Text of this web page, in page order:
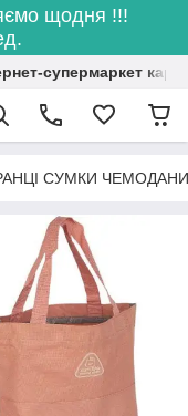
щодня !!!
супермаркет
СУМКИ ЧЕМОДАНИ